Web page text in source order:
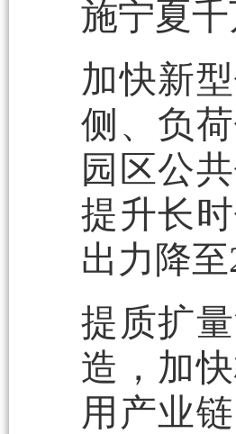
施宁夏
加快新
侧、负
园区公
提升长
出力降至
提质扩
造，加
用产业